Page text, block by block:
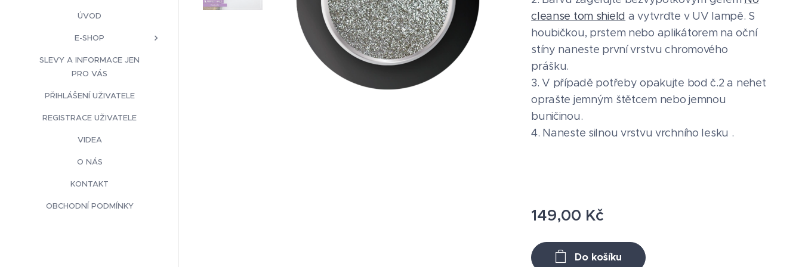
ÚVOD
E-SHOP
SLEVY A INFORMACE JEN
PRO VÁS
PŘIHLÁŠENÍ UŽIVATELE
REGISTRACE UŽIVATELE
VIDEA
O NÁS
KONTAKT
OBCHODNÍ PODMÍNKY
cleanse tom shield a vytvrďte v UV lampě. S
houbičkou, prstem nebo aplikátorem na oční
stíny naneste první vrstvu chromového
prášku.
3. V případě potřeby opakujte bod č.2 a nehet
oprašte jemným štětcem nebo jemnou
buničinou.
4. Naneste silnou vrstvu vrchního lesku .
149,00 Kč
Do košíku